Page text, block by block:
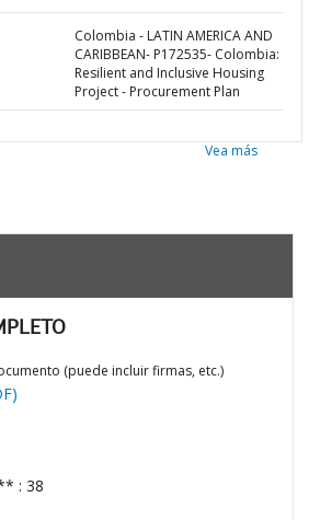
Colombia - LATIN AMERICA AND
CARIBBEAN- P172535- Colombia:
Resilient and Inclusive Housing
Project - Procurement Plan
Vea más
(puede incluir firmas, etc.)
: 38